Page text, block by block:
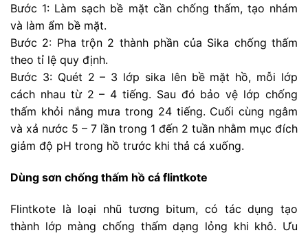
Bước 1: Làm sạch bề mặt cần chống thấm, tạo nhám
và làm ẩm bề mặt.
Bước 2: Pha trộn 2 thành phần của Sika chống thấm
theo tỉ lệ quy định.
Bước 3: Quét 2 – 3 lớp sika lên bề mặt hồ, mỗi lớp
cách nhau từ 2 – 4 tiếng. Sau đó bảo vệ lớp chống
thấm khỏi nắng mưa trong 24 tiếng. Cuối cùng ngâm
và xả nước 5 – 7 lần trong 1 đến 2 tuần nhằm mục đích
giảm độ pH trong hồ trước khi thả cá xuống.
Dùng sơn chống thấm hồ cá flintkote
Flintkote là loại nhũ tương bitum, có tác dụng tạo
thành lớp màng chống thấm dạng lỏng khi khô. Ưu